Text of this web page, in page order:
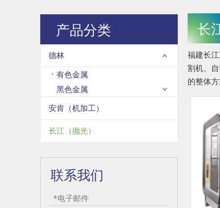
产品分类
德林
有色金属
黑色金属
安肯（机加工）
长江（抛光）
联系我们
长
福建长
割机、
的整体